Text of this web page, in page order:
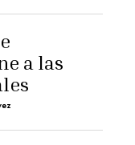
a las